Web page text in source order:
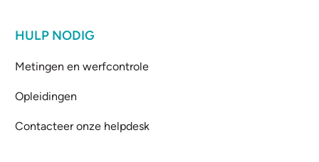
HULP NODIG
Metingen en werfcontrole
Opleidingen
Contacteer onze helpdesk